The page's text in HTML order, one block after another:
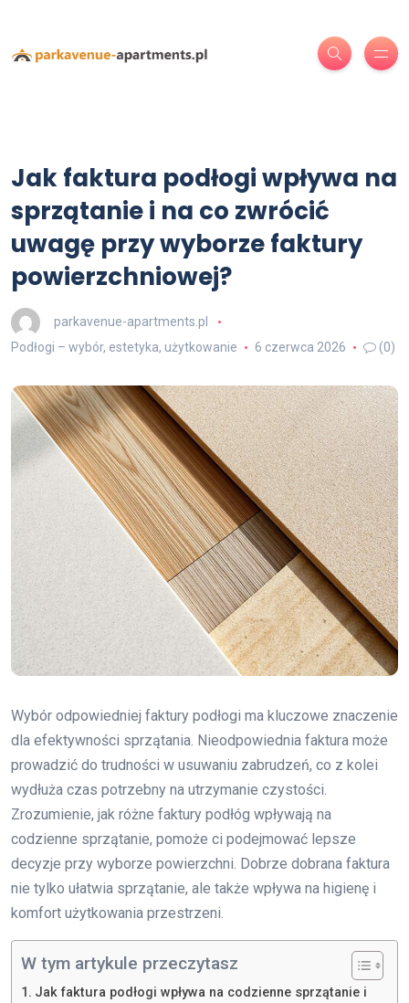
Jak faktura podłogi wpływa na
sprzątanie i na co zwrócić
uwagę przy wyborze faktury
powierzchniowej?
parkavenue-apartments.pl
Podłogi – wybór, estetyka, użytkowanie
6 czerwca 2026 (0)
Wybór odpowiedniej faktury podłogi ma kluczowe znaczenie
dla efektywności sprzątania. Nieodpowiednia faktura może
prowadzić do trudności w usuwaniu zabrudzeń, co z kolei
wydłuża czas potrzebny na utrzymanie czystości.
Zrozumienie, jak różne faktury podłóg wpływają na
codzienne sprzątanie, pomoże ci podejmować lepsze
decyzje przy wyborze powierzchni. Dobrze dobrana faktura
nie tylko ułatwia sprzątanie, ale także wpływa na higienę i
komfort użytkowania przestrzeni.
W tym artykule przeczytasz
Jak faktura podłogi wpływa na codzienne sprzątanie i